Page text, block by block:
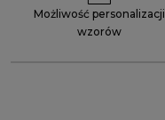
Możliwość personalizacji
wzorów